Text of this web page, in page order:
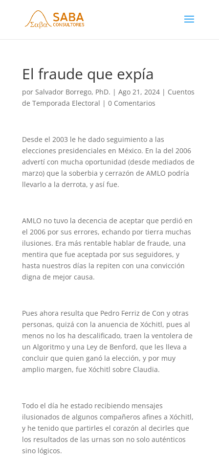
El fraude que expía
por Salvador Borrego, PhD. | Ago 21, 2024| Cuentos
de Temporada Electoral | 0 Comentarios
Desde el 2003 le he dado seguimiento a las
elecciones presidenciales en México. En la del 2006
advertí con mucha oportunidad (desde mediados de
marzo) que la soberbia y cerrazón de AMLO podría
llevarlo a la derrota, y así fue.
AMLO no tuvo la decencia de aceptar que perdió en
el 2006 por sus errores, echando por tierra muchas
ilusiones. Era más rentable hablar de fraude, una
mentira que fue aceptada por sus seguidores, y
hasta nuestros días la repiten con una convicción
digna de mejor causa.
Pues ahora resulta que Pedro Ferriz de Con y otras
personas, quizá con la anuencia de Xóchitl, pues al
menos no los ha descalificado, traen la ventolera de
un Algoritmo y una Ley de Benford, que les lleva a
concluir que quien ganó la elección, y por muy
amplio margen, fue Xóchitl sobre Claudia.
Todo el día he estado recibiendo mensajes
ilusionados de algunos compañeros afines a Xóchitl,
y he tenido que partirles el corazón al decirles que
los resultados de las urnas son no solo auténticos
sino lógicos.